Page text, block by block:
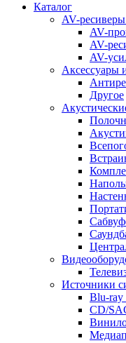
Каталог
AV-
AV-
AV-
AV-
Аксессуары
Другое
Источники
Blu-ray
CD/